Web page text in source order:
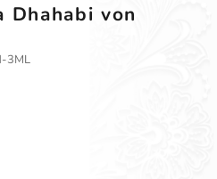
von
3ML